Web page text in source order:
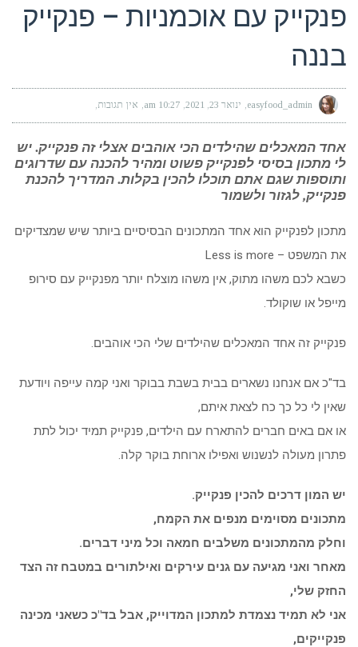
פנקייק עם אוכמניות – פנקייק
בננה
easyfood_admin ינואר 23, 2021 10:27 am אין תגובות
אחד המאכלים שהילדים הכי אוהבים אצלי זה פנקייק. יש
לי מתכון בסיסי לפנקייק פשוט ומהיר להכנה עם שדרוגים
ותוספות שגם אתם תוכלו להכין בקלות. המדריך להכנת
פנקייק, לגזור ולשמור
מתכון לפנקייק הוא אחד המתכונים הבסיסיים ביותר שיש שמצדיקים
את המשפט – Less is more
כשבא לכם משהו מתוק, אין משהו מוצלח יותר מפנקייק עם סירופ
מייפל או שוקולד.
פנקייק זה אחד המאכלים שהילדים שלי הכי אוהבים.
בד"כ אם אנחנו נשארים בבית בשבת בבוקר ואני קמה עייפה ויודעת
שאין לי כל כך כח לצאת איתם,
או אם באים חברים להתארח עם הילדים, פנקייק תמיד יכול לתת
פתרון מעולה לנשנוש ואפילו ארוחת בוקר קלה.
יש המון דרכים להכין פנקייק.
מתכונים מסוימים מנפים את הקמח,
וחלק מהמתכונים משלבים חמאה וכל מיני דברים.
מאחר ואני מגיעה עם גנים עירקים ואילתורים במטבח זה הצד
החזק שלי,
אני לא תמיד נצמדת למתכון המדוייק, אבל בד"כ כשאני מכינה
פנקייקים,